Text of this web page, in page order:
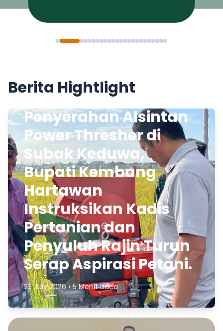
Berita Hightlight
Penyerahan Alsintan
Power Thresher di
Subak Keduwa,
Bupati Kembang
Hartawan
Instruksikan Kadis
Pertanian dan
Penyuluh Rajin Turun
Serap Aspirasi Petani.
23 July 2026 • 5 Menit baca